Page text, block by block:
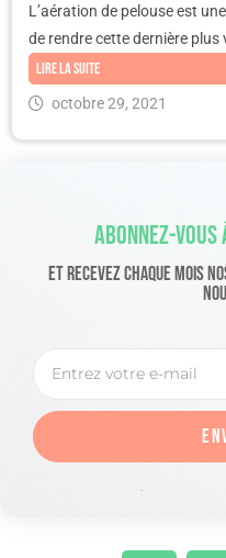
L’aération de pelouse est
de rendre cette dernière plus
Lire la suite
octobre 29, 2021
Abonnez-
Et Recevez Chaque Mois